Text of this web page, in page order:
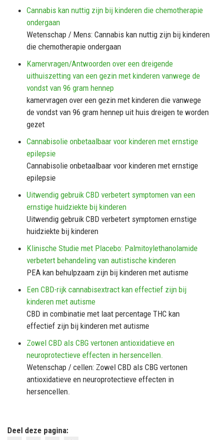
Cannabis kan nuttig zijn bij kinderen die chemotherapie
ondergaan
Wetenschap / Mens: Cannabis kan nuttig zijn bij kinderen
die chemotherapie ondergaan
Kamervragen/Antwoorden over een dreigende
uithuiszetting van een gezin met kinderen vanwege de
vondst van 96 gram hennep
kamervragen over een gezin met kinderen die vanwege
de vondst van 96 gram hennep uit huis dreigen te worden
gezet
Cannabisolie onbetaalbaar voor kinderen met ernstige
epilepsie
Cannabisolie onbetaalbaar voor kinderen met ernstige
epilepsie
Uitwendig gebruik CBD verbetert symptomen van een
ernstige huidziekte bij kinderen
Uitwendig gebruik CBD verbetert symptomen ernstige
huidziekte bij kinderen
Klinische Studie met Placebo: Palmitoylethanolamide
verbetert behandeling van autistische kinderen
PEA kan behulpzaam zijn bij kinderen met autisme
Een CBD-rijk cannabisextract kan effectief zijn bij
kinderen met autisme
CBD in combinatie met laat percentage THC kan
effectief zijn bij kinderen met autisme
Zowel CBD als CBG vertonen antioxidatieve en
neuroprotectieve effecten in hersencellen.
Wetenschap / cellen: Zowel CBD als CBG vertonen
antioxidatieve en neuroprotectieve effecten in
hersencellen.
Deel deze pagina: